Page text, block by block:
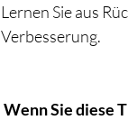
Lernen Sie aus
Verbesserung.
Wenn Sie diese